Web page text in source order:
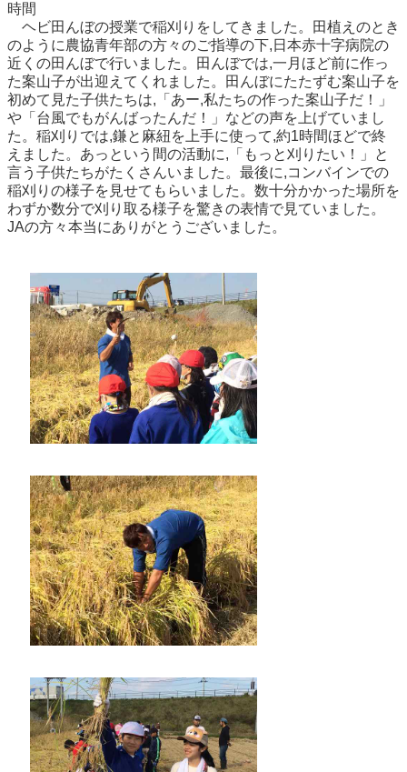
時間
ヘビ田んぼの授業で稲刈りをしてきました。田植えのとき
のように農協青年部の方々のご指導の下,日本赤十字病院の
近くの田んぼで行いました。田んぼでは,一月ほど前に作っ
た案山子が出迎えてくれました。田んぼにたたずむ案山子を
初めて見た子供たちは,「あー,私たちの作った案山子だ！」
や「台風でもがんばったんだ！」などの声を上げていまし
た。稲刈りでは,鎌と麻紐を上手に使って,約1時間ほどで終
えました。あっという間の活動に,「もっと刈りたい！」と
言う子供たちがたくさんいました。最後に,コンバインでの
稲刈りの様子を見せてもらいました。数十分かかった場所を
わずか数分で刈り取る様子を驚きの表情で見ていました。
JAの方々本当にありがとうございました。